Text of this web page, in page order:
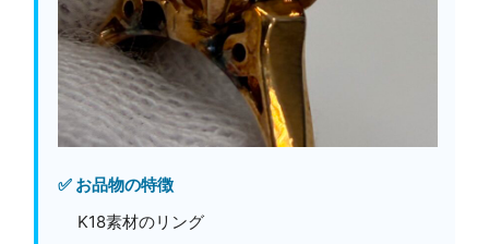
✅ お品物の特徴
K18素材のリング